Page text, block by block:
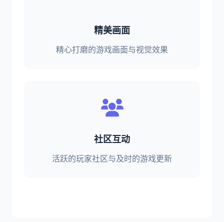
精美画面
精心打磨的游戏画面与视觉效果
社区互动
活跃的玩家社区与及时的游戏更新